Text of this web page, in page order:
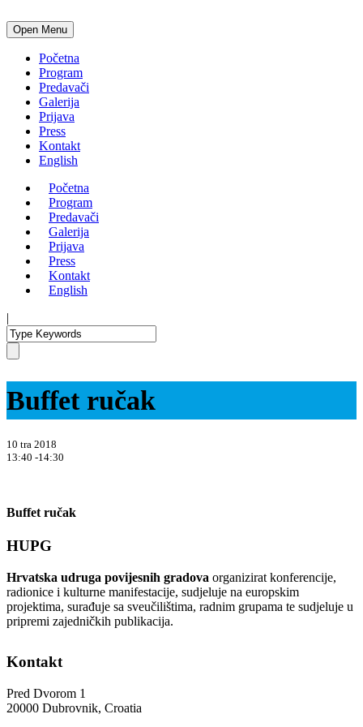
Open Menu
Početna
Program
Predavači
Galerija
Prijava
Press
Kontakt
English
Početna
Program
Predavači
Galerija
Prijava
Press
Kontakt
English
|
Buffet ručak
10 tra 2018
13:40 -14:30
Buffet ručak
HUPG
Hrvatska udruga povijesnih gradova organizirat konferencije,
radionice i kulturne manifestacije, sudjeluje na europskim
projektima, surađuje sa sveučilištima, radnim grupama te sudjeluje u
pripremi zajedničkih publikacija.
Kontakt
Pred Dvorom 1
20000 Dubrovnik, Croatia